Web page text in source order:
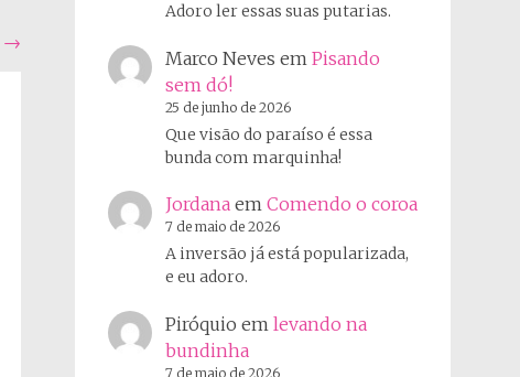
→
Adoro ler essas suas putarias.
Marco Neves em Pisando
sem dó!
25 de junho de 2026
Que visão do paraíso é essa
bunda com marquinha!
Jordanaem Comendo o coroa
7 de maio de 2026
A inversão já está popularizada,
e eu adoro.
Piróquio em levando na
bundinha
7 de maio de 2026